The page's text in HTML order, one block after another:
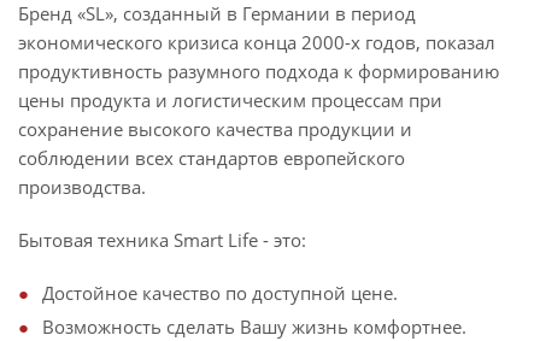
Бренд «SL», созданный в Германии в период
экономического кризиса конца 2000-х годов, показал
продуктивность разумного подхода к формированию
цены продукта и логистическим процессам при
сохранение высокого качества продукции и
соблюдении всех стандартов европейского
производства.
Бытовая техника Smart Life - это:
Достойное качество по доступной цене.
Возможность сделать Вашу жизнь комфортнее.